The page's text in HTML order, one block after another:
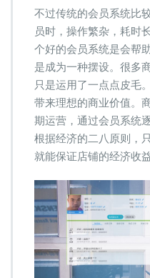
不过传统的会员系统比
员时，操作繁杂，耗时
个好的会员系统是会帮
是成为一种摆设。很多
只是运用了一点点皮毛
带来理想的商业价值。
期运营，通过会员系统
根据经济的二八原则，
就能保证店铺的经济收益